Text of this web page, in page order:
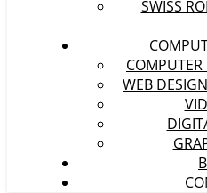
SWISS
COMPUTER
WEB